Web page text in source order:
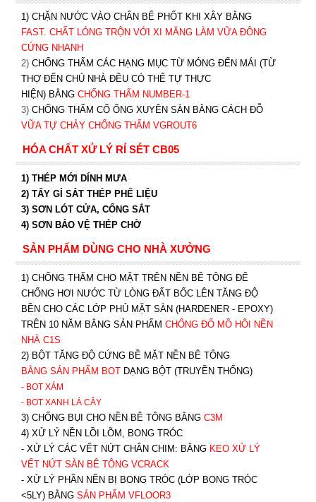
1) CHẶN NƯỚC VÀO CHÂN BỂ PHỐT KHI XÂY BẰNG
FAST. CHẤT LỎNG TRỘN VỚI XI MĂNG LÀM VỮA ĐÔNG
CỨNG NHANH
2) CHỐNG THẤM CÁC HẠNG MỤC TỪ MÓNG ĐẾN MÁI (TỪ
THỢ ĐẾN CHỦ NHÀ ĐỀU CÓ THỂ TỰ THỰC
HIỆN) BẰNG CHỐNG THẤM NUMBER-1
3) CHỐNG THẤM CỔ ỐNG XUYÊN SÀN BẰNG CÁCH ĐỖ
VỮA TỰ CHẢY CHỐNG THẤM VGROUT6
HÓA CHẤT XỬ LÝ RỈ SÉT CB05
1) THÉP MỚI DÍNH MƯA
2) TẨY GỈ SẮT THÉP PHẾ LIỆU
3) SƠN LÓT CỬA, CỔNG SẮT
4) SƠN BẢO VỆ THÉP CHỜ
SẢN PHẨM DÙNG CHO NHÀ XƯỞNG
1) CHỐNG THẤM CHO MẶT TRÊN NỀN BÊ TÔNG ĐỂ
CHỐNG HƠI NƯỚC TỪ LÒNG ĐẤT BỐC LÊN TĂNG ĐỘ
BỀN CHO CÁC LỚP PHỦ MẶT SÀN (HARDENER - EPOXY)
TRÊN 10 NĂM BẰNG SẢN PHẨM CHỐNG ĐỔ MỒ HÔI NỀN
NHÀ C1S
2) BỘT TĂNG ĐỘ CỨNG BỀ MẶT NỀN BÊ TÔNG
BẰNG SẢN PHẨM BOTDẠNG BỘT (TRUYỀN THỐNG)
- BOT XÁM
- BOT XANH LÁ CÂY
3) CHỐNG BỤI CHO NỀN BÊ TÔNG BẰNG C3M
4) XỬ LÝ NỀN LỒI LÕM, BONG TRÓC
- XỬ LÝ CÁC VẾT NỨT CHÂN CHIM: BẰNG KEO XỬ LÝ
VẾT NỨT SÀN BÊ TÔNG VCRACK
- XỬ LÝ PHẦN NỀN BỊ BONG TRÓC (LỚP BONG TRÓC
<5LY) BẰNG SẢN PHẨM VFLOOR3